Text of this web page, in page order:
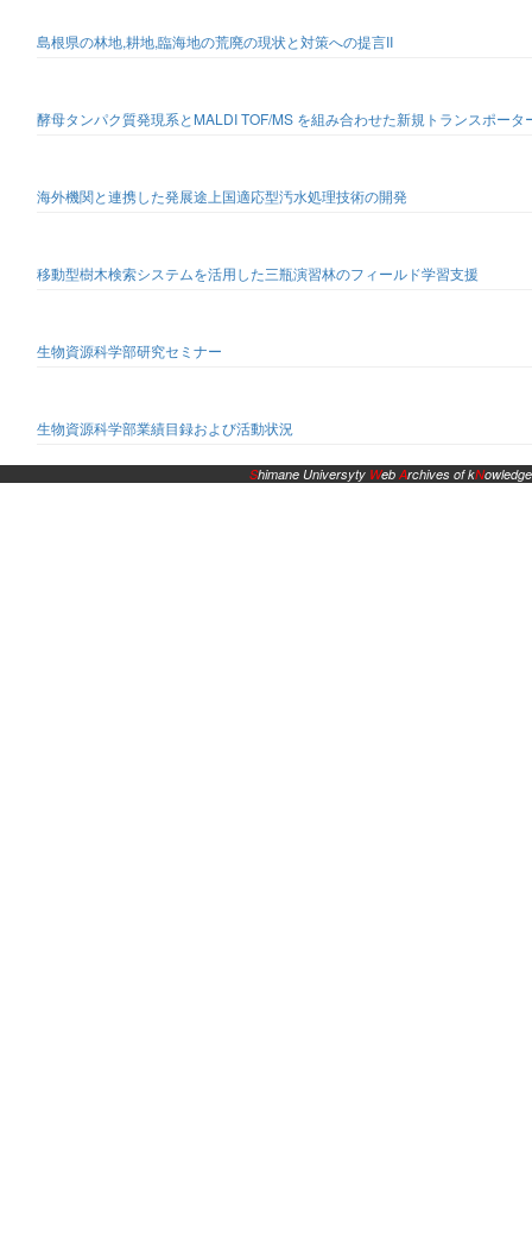
島根県の林地,耕地,臨海地の荒廃の現状と対策への提言II
酵母タンパク質発現系とMALDI TOF/MS を組み合わせた新規トランスポータ
海外機関と連携した発展途上国適応型汚水処理技術の開発
移動型樹木検索システムを活用した三瓶演習林のフィールド学習支援
生物資源科学部研究セミナー
生物資源科学部業績目録および活動状況
Shimane Universyty WebArchives of kNowledge